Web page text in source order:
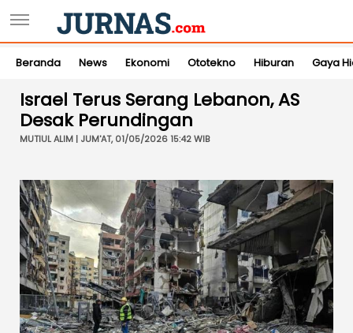
Beranda News Ekonomi Ototekno Hiburan Gaya
Israel Terus Serang Lebanon, AS
Desak Perundingan
MUTIUL ALIM | JUM'AT, 01/05/2026 15:42 WIB